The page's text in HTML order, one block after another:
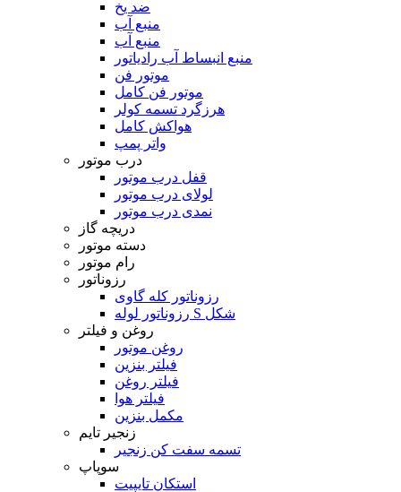
ضد یخ
منبع آب
منبع آب
منبع انبساط آب رادیاتور
موتور فن
موتور فن کامل
هرزگرد تسمه کولر
هواکش کامل
واتر پمپ
درب موتور
قفل درب موتور
لولای درب موتور
نمدی درب موتور
دریچه گاز
دسته موتور
رام موتور
رزوناتور
رزوناتور کله گاوی
رزوناتور لوله S شکل
روغن و فیلتر
روغن موتور
فیلتر بنزین
فیلتر روغن
فیلتر هوا
مکمل بنزین
زنجیر تایم
تسمه سفت کن زنجیر
سوپاپ
استکان تایپیت